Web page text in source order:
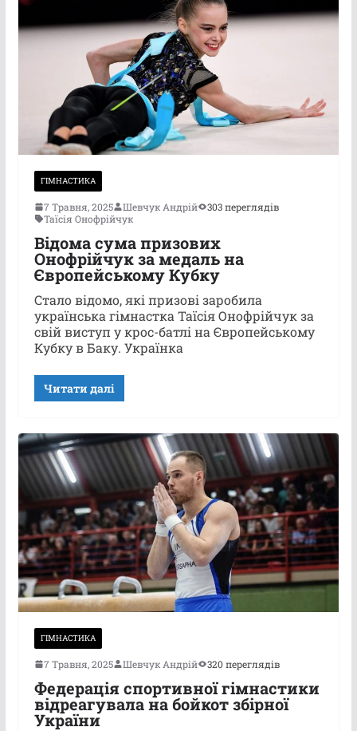
ГІМНАСТИКА
7 Травня, 2025 Шевчук Андрій
303 переглядів
Таїсія Онофрійчук
Відома сума призових
Онофрійчук за медаль на
Європейському Кубку
Стало відомо, які призові заробила
українська гімнастка Таїсія Онофрійчук за
свій виступ у крос-батлі на Європейському
Кубку в Баку. Українка
Читати далі
ГІМНАСТИКА
7 Травня, 2025 Шевчук Андрій 320 переглядів
Федерація спортивної гімнастики
відреагувала на бойкот збірної
України